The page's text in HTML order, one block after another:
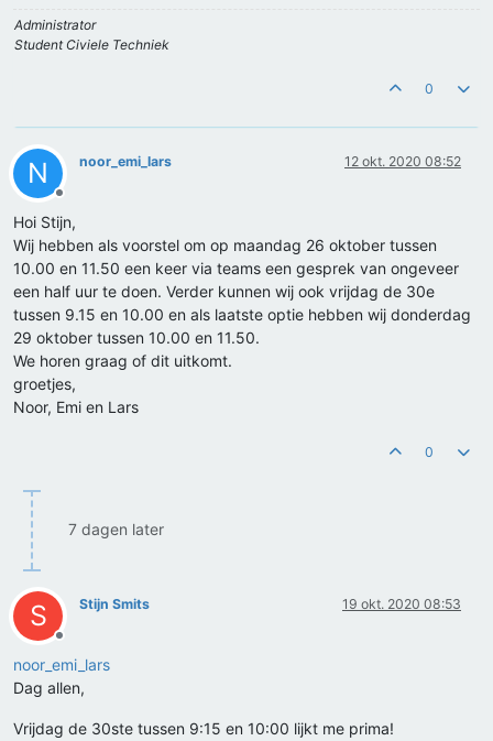
Administrator
Student Civiele Techniek
0
N
Offline
noor_emi_lars 12 okt. 2020 08:52
Hoi Stijn,
Wij hebben als voorstel om op maandag 26 oktober tussen
10.00 en 11.50 een keer via teams een gesprek van ongeveer
een half uur te doen. Verder kunnen wij ook vrijdag de 30e
tussen 9.15 en 10.00 en als laatste optie hebben wij donderdag
29 oktober tussen 10.00 en 11.50.
We horen graag of dit uitkomt.
groetjes,
Noor, Emi en Lars
0
7 dagen later
S
Offline
Stijn Smits 19 okt. 2020 08:53
noor_emi_lars
Dag allen,
Vrijdag de 30ste tussen 9:15 en 10:00 lijkt me prima!